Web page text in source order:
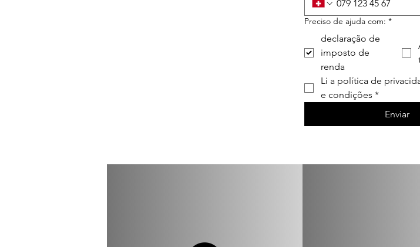
Preciso de ajuda com: *
declaração de
imposto de
renda
Li a política de
e condições *
Enviar